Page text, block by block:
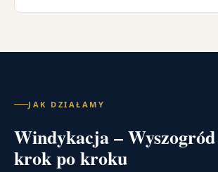
JAK DZIAŁAMY
Windykacja –
krok po kroku